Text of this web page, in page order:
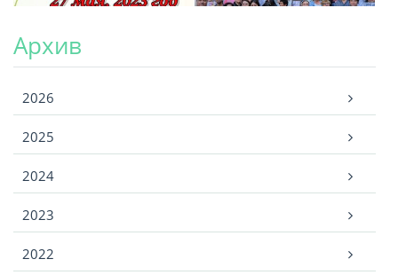
Архив
2026
2025
2024
2023
2022